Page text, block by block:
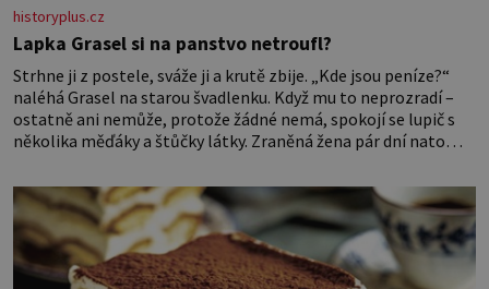
historyplus.cz
Lapka Grasel si na panstvo netroufl?
Strhne ji z postele, sváže ji a krutě zbije. „Kde jsou peníze?“
naléhá Grasel na starou švadlenku. Když mu to neprozradí –
ostatně ani nemůže, protože žádné nemá, spokojí se lupič s
několika měďáky a štůčky látky. Zraněná žena pár dní nato
dlouho po jeho smrti